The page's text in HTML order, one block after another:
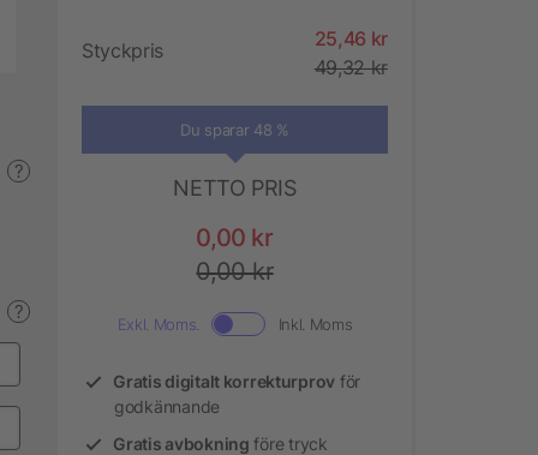
?
?
Styckpris
25,46 kr
49,32 kr
Du sparar 48 %
NETTO PRIS
0,00 kr
0,00 kr
Exkl. Moms. Inkl. Moms
Gratis digitalt korrekturprov för
godkännande
Gratis avbokning före tryck